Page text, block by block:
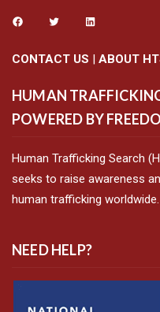
CONTACT US | ABOUT
HUMAN
POWERED BY
Human Trafficking Search
seeks to raise awareness
human trafficking worldwide.
NEED HELP?